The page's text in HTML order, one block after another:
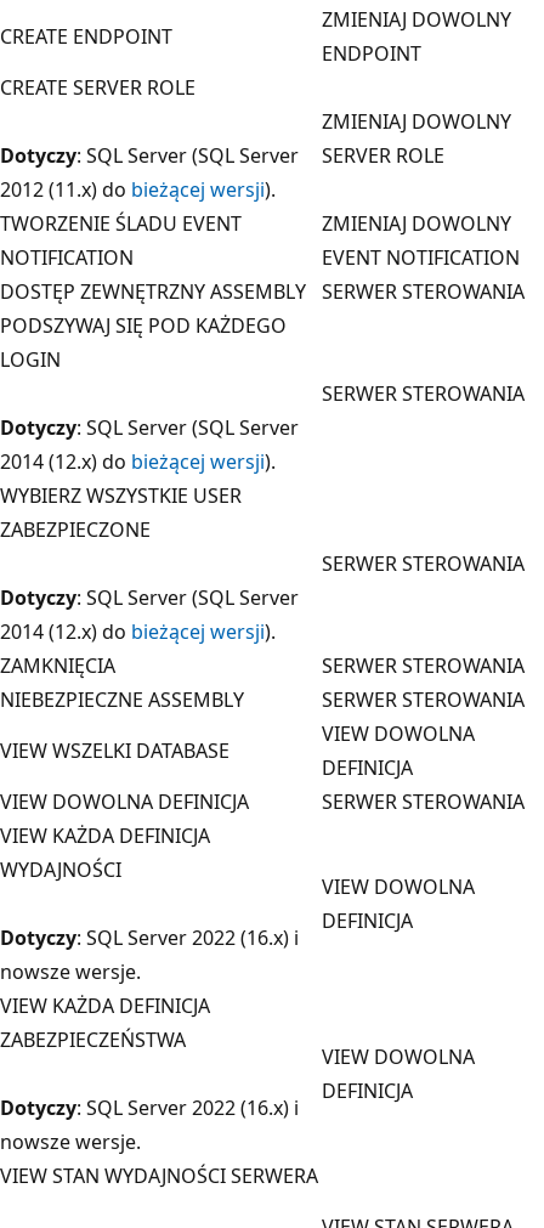
CREATE ENDPOINT
ZMIENIAJ DOWOLNY
ENDPOINT
CREATE SERVER ROLE
Dotyczy: SQL Server (SQL Server
2012 (11.x) do bieżącej wersji).
ZMIENIAJ DOWOLNY
SERVER ROLE
TWORZENIE ŚLADU EVENT
NOTIFICATION
ZMIENIAJ DOWOLNY
EVENT NOTIFICATION
DOSTĘP ZEWNĘTRZNY ASSEMBLY SERWER STEROWANIA
PODSZYWAJ SIĘ POD KAŻDEGO
LOGIN
Dotyczy: SQL Server (SQL Server
2014 (12.x) do bieżącej wersji).
SERWER STEROWANIA
WYBIERZ WSZYSTKIE USER
ZABEZPIECZONE
Dotyczy: SQL Server (SQL Server
2014 (12.x) do bieżącej wersji).
SERWER STEROWANIA
ZAMKNIĘCIA
SERWER STEROWANIA
NIEBEZPIECZNE ASSEMBLY
SERWER STEROWANIA
VIEW WSZELKI DATABASE
VIEW DOWOLNA
DEFINICJA
VIEW DOWOLNA DEFINICJA
SERWER STEROWANIA
VIEW KAŻDA DEFINICJA
WYDAJNOŚCI
Dotyczy: SQL Server 2022 (16.x) i
nowsze wersje.
VIEW DOWOLNA
DEFINICJA
VIEW KAŻDA DEFINICJA
ZABEZPIECZEŃSTWA
Dotyczy: SQL Server 2022 (16.x) i
nowsze wersje.
VIEW DOWOLNA
DEFINICJA
VIEW STAN WYDAJNOŚCI SERWERA